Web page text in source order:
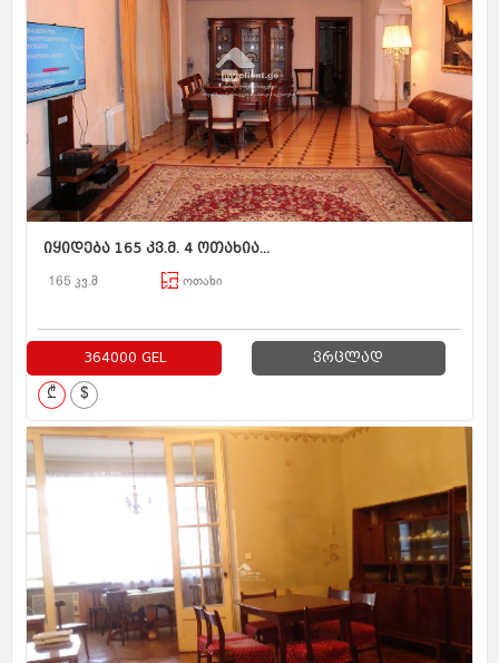
იყიდება 165 კვ.მ. 4 ოთახია...
165 კვ.მ ოთახი
364000 GEL ვრცლად
₾ $